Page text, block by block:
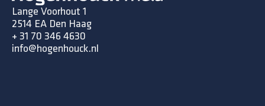
Lange Voorhout 1
2514 EA Den Haag
+ 31 70 346 4630
info@hogenhouck.nl